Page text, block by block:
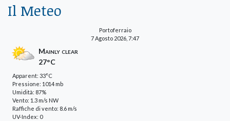
Il Meteo
Portoferraio
7 Agosto 2026, 7:47
Mainly clear
27°C
Apparent: 33°C
Pressione: 1014 mb
Umidità: 87%
Vento: 1.3 m/s NW
Raffiche di vento: 8.6 m/s
UV-Index: 0